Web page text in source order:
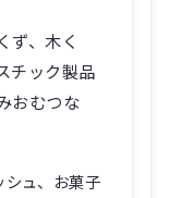
ず、木く
チック製品
おむつな
シュ、お菓子